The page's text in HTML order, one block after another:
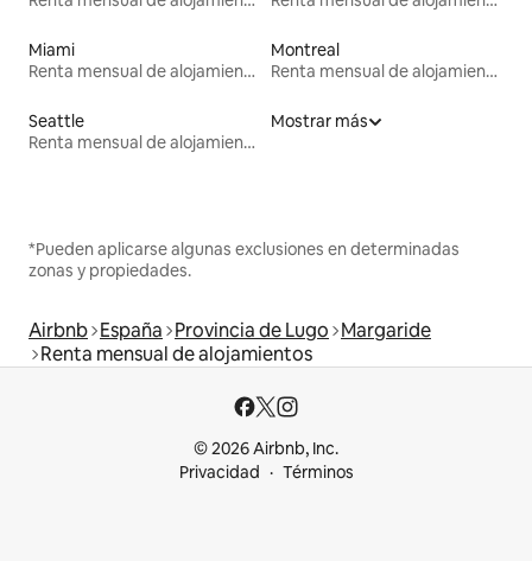
Miami
Renta mensual de alojamientos
Montreal
Renta mensual de alojamientos
Seattle
Renta mensual de alojamientos
Mostrar más
*Pueden aplicarse algunas exclusiones en determinadas
zonas y propiedades.
Airbnb España Provincia de Lugo Margaride
Renta mensual de alojamientos
© 2026 Airbnb, Inc.
Privacidad
Términos